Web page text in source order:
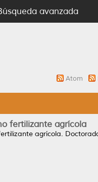
avanzada
Atom
fertilizante agrícola
agrícola.